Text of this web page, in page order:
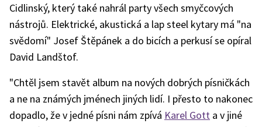
Cidlinský, který také nahrál party všech smyčcových
nástrojů. Elektrické, akustická a lap steel kytary má "na
svědomí" Josef Štěpánek a do bicích a perkusí se opíral
David Landštof.
"Chtěl jsem stavět album na nových dobrých písničkách
a ne na známých jménech jiných lidí. I přesto to nakonec
dopadlo, že v jedné písni nám zpívá Karel Gott a v jiné